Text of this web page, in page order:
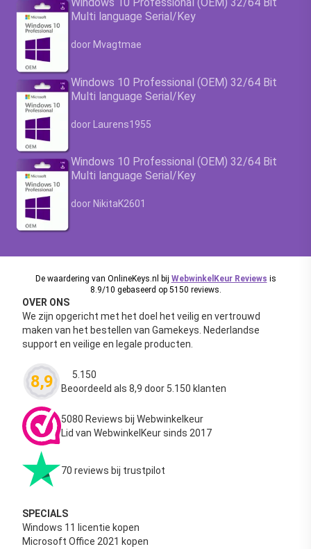
Windows 10 Professional (OEM) 32/64 Bit
Multi language Serial/Key
Waardering4.63
door Mvagtmae
Windows 10 Professional (OEM) 32/64 Bit
Multi language Serial/Key
Waardering4.63uit 5
door Laurens1955
Windows 10 Professional (OEM) 32/64 Bit
Multi language Serial/Key
Waardering4.63
door NikitaK2601
De waardering van OnlineKeys.nl bij WebwinkelKeur Reviews is
8.9/10 gebaseerd op 5150 reviews.
OVER ONS
We zijn opgericht met het doel het veilig en vertrouwd
maken van het bestellen van Gamekeys. Nederlandse
support en veilige en legale producten.
8,9 Waardering
5.150
Beoordeeld als 8,9 door 5.150 klanten
5080 Reviews bij Webwinkelkeur
Lid van WebwinkelKeur sinds 2017
70 reviews bij trustpilot
SPECIALS
Windows 11 licentie kopen
Microsoft Office 2021 kopen